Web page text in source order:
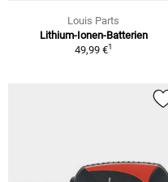
Louis Parts
Lithium-Ionen-Batterien
49,99 €1